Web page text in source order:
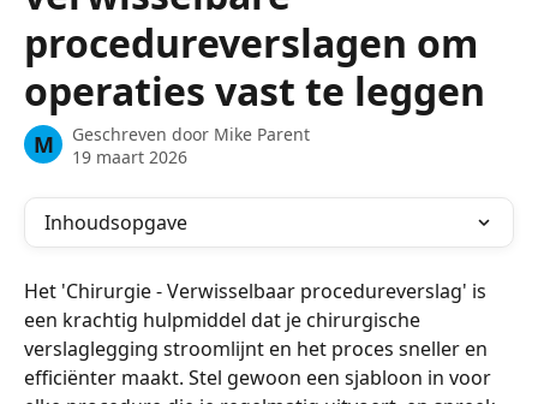
procedureverslagen om
operaties vast te leggen
M Geschreven door Mike Parent
19 maart 2026
Inhoudsopgave
Het 'Chirurgie - Verwisselbaar procedureverslag' is
een krachtig hulpmiddel dat je chirurgische
verslaglegging stroomlijnt en het proces sneller en
efficiënter maakt. Stel gewoon een sjabloon in voor